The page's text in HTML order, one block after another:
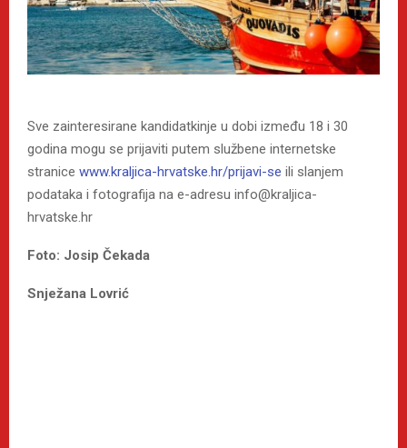
Sve zainteresirane kandidatkinje u dobi između 18 i 30
godina mogu se prijaviti putem službene internetske
stranice www.kraljica-hrvatske.hr/prijavi-se ili slanjem
podataka i fotografija na e-adresu info@kraljica-
hrvatske.hr
Foto: Josip Čekada
Snježana Lovrić